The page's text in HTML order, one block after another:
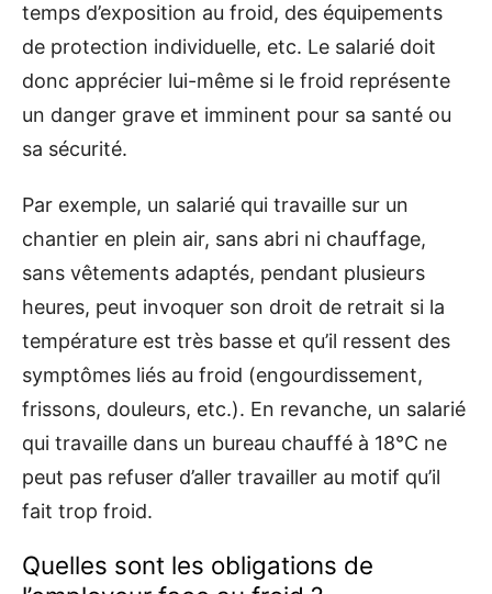
temps d’exposition au froid, des équipements
de protection individuelle, etc. Le salarié doit
donc apprécier lui-même si le froid représente
un danger grave et imminent pour sa santé ou
sa sécurité.
Par exemple, un salarié qui travaille sur un
chantier en plein air, sans abri ni chauffage,
sans vêtements adaptés, pendant plusieurs
heures, peut invoquer son droit de retrait si la
température est très basse et qu’il ressent des
symptômes liés au froid (engourdissement,
frissons, douleurs, etc.). En revanche, un salarié
qui travaille dans un bureau chauffé à 18°C ne
peut pas refuser d’aller travailler au motif qu’il
fait trop froid.
Quelles sont les obligations de